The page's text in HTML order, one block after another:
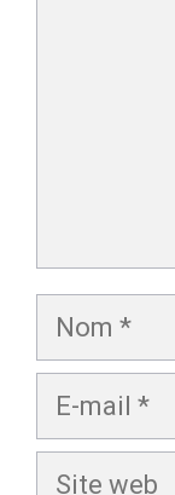
Nom
E-
mail
Site